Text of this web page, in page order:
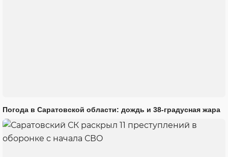
Погода в Саратовской области: дождь и 38-градусная жара